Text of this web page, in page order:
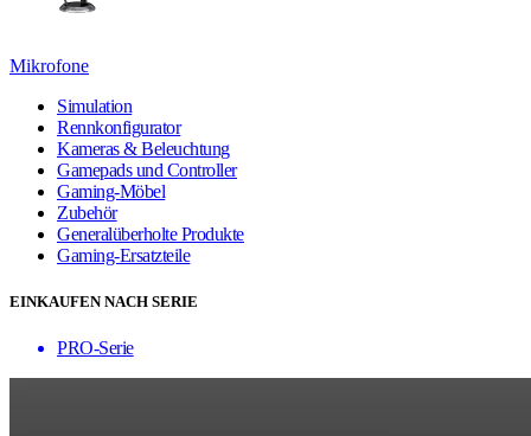
Mikrofone
Simulation
Rennkonfigurator
Kameras & Beleuchtung
Gamepads und Controller
Gaming-Möbel
Zubehör
Generalüberholte Produkte
Gaming-Ersatzteile
EINKAUFEN NACH SERIE
PRO-Serie